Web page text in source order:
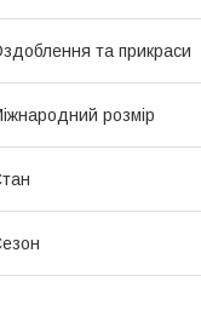
та прикраси
розмір